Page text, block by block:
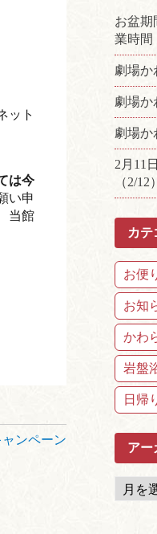
ット
は今
い申
当館
ンペーン
お盆期
業時間
劇場か
劇場か
劇場か
2月11
（2/
カテ
お便
お知
かわ
岩盤
日帰
アー
ア
ー